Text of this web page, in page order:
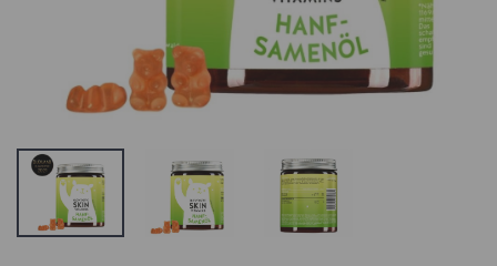
Alya Skin
Vitamin C
Supercharged
Serum C-
vitamiiniga
SORTIMENDIST
VÄLJAS VÕI POLE
TOOTEVALIKUS,
VAADAKE
Alya Skin
Vitamin C
Supercharged
Serum C-